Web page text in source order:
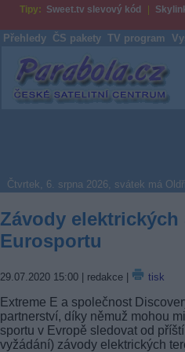
Tipy: Sweet.tv slevový kód
Přehledy ČS pakety TV program
Parabola.cz
Čtvrtek, 6. srpna 2026, svátek má
Závody elektrických
Eurosportu
29.07.2020 15:00 | redakce | tisk
Extreme E a společnost
partnerství, díky němuž mohou
sportu v Evropě sledovat od
vyžádání) závody elektrických